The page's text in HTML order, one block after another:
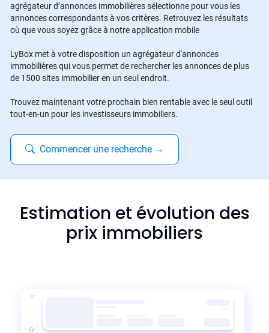
agrégateur d’annonces immobilières sélectionne pour vous les
annonces correspondants à vos critères. Retrouvez les résultats
où que vous soyez grâce à notre application mobile
LyBox met à votre disposition un agrégateur d'annonces
immobilières qui vous permet de rechercher les annonces de plus
de 1500 sites immobilier en un seul endroit.
Trouvez maintenant votre prochain bien rentable avec le seul outil
tout-en-un pour les investisseurs immobiliers.
Commencer une recherche →
Estimation et évolution des
prix immobiliers